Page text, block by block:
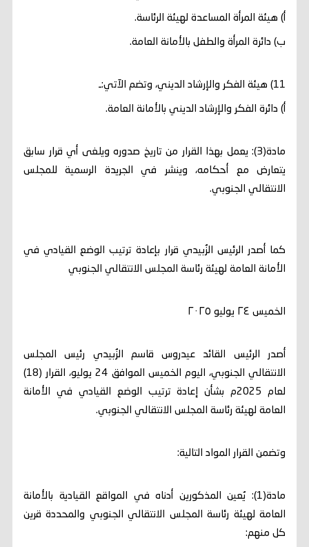
أ‌) هيئة المرأة المساعدة لهيئة الرئاسة.
ب‌) دائرة المرأة والطفل بالأمانة العامة.
11) هيئة الفكر والإرشاد الديني، وتضم الآتي:ـ
أ‌) دائرة الفكر والإرشاد الديني بالأمانة العامة.
مادة(3): يعمل بهذا القرار من تاريخ صدوره ويلغى أي قرار سابق
يتعارض مع أحكامه، وينشر في الجريدة الرسمية للمجلس
الانتقالي الجنوبي.
كما أصدر الرئيس الزُبيدي قرار بإعادة ترتيب الوضع القيادي في
الأمانة العامة لهيئة رئاسة المجلس الانتقالي الجنوبي
الخميس ٢٤ يوليو ٢٠٢٥
أصدر الرئيس القائد عيدروس قاسم الزُبيدي رئيس المجلس
الانتقالي الجنوبي، اليوم الخميس الموافق 24 يوليو، القرار (18)
لعام 2025م بشأن إعادة ترتيب الوضع القيادي في الأمانة
العامة لهيئة رئاسة المجلس الانتقالي الجنوبي.
وتضمن القرار المواد التالية:
مادة(1): يُعين المذكورين أدناه في المواقع القيادية بالأمانة
العامة لهيئة رئاسة المجلس الانتقالي الجنوبي والمحددة قرين
كل منهم: